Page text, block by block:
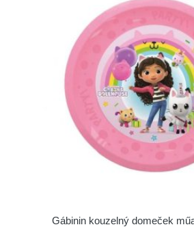
Gábinin kouzelný domeček